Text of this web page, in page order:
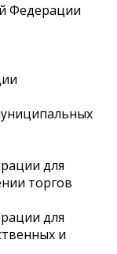
Федерации
для
торгов
для
и